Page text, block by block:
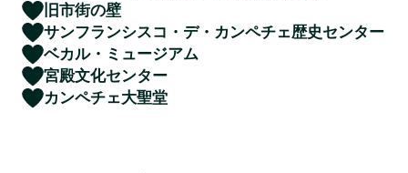
旧市街の壁
サンフランシスコ・デ・カンペチェ歴史センター
ベカル・ミュージアム
宮殿文化センター
カンペチェ大聖堂